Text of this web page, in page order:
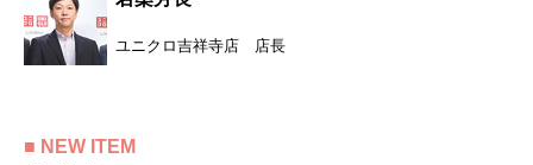
ユニクロ吉祥寺店 店長
■ NEW ITEM